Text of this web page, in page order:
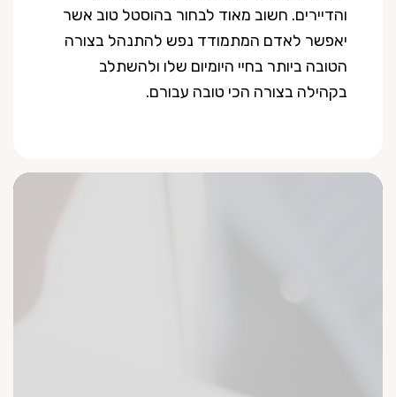
והדיירים. חשוב מאוד לבחור בהוסטל טוב אשר
יאפשר לאדם המתמודד נפש להתנהל בצורה
הטובה ביותר בחיי היומיום שלו ולהשתלב
בקהילה בצורה הכי טובה עבורם.